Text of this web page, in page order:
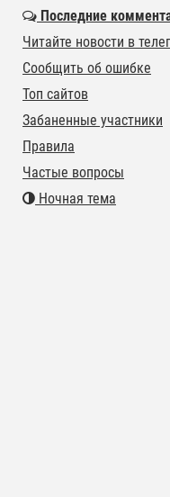
Последние
Читайте новости в
Сообщить об ошибке
Топ сайтов
Забаненные участники
Правила
Частые вопросы
Ночная тема